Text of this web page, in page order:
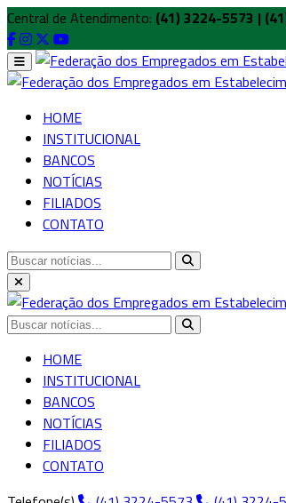
Central de Atendimento: (41) 3224-5573 |
HOME
INSTITUCIONAL
BANCOS
NOTÍCIAS
FILIADOS
CONTATO
HOME
INSTITUCIONAL
BANCOS
NOTÍCIAS
FILIADOS
CONTATO